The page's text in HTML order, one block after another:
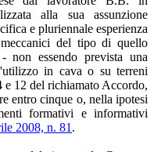
alla sua assunzione
e pluriennale esperienza
del tipo di quello
non essendo prevista una
in cava o su terreni
12 del richiamato Accordo,
entro cinque o, nella ipotesi
formativi e informativi
2008, n. 81 .